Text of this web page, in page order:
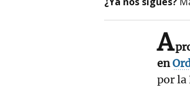
A
en
por la